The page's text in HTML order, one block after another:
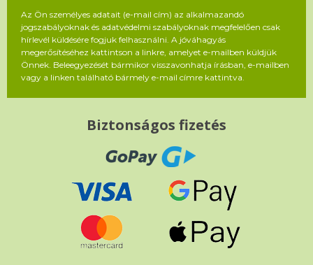
Az Ön személyes adatait (e-mail cím) az alkalmazandó
jogszabályoknak és adatvédelmi szabályoknak megfelelően csak
hírlevél küldésére fogjuk felhasználni. A jóváhagyás
megerősítéséhez kattintson a linkre, amelyet e-mailben küldjük
Önnek. Beleegyezését bármikor visszavonhatja írásban, e-mailben
vagy a linken található bármely e-mail címre kattintva.
Biztonságos fizetés